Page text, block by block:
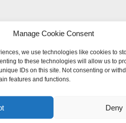
Manage Cookie Consent
we use technologies like cookies to
to these technologies will allow us to
IDs on this site. Not consenting or
features and functions.
Deny
Debian 5